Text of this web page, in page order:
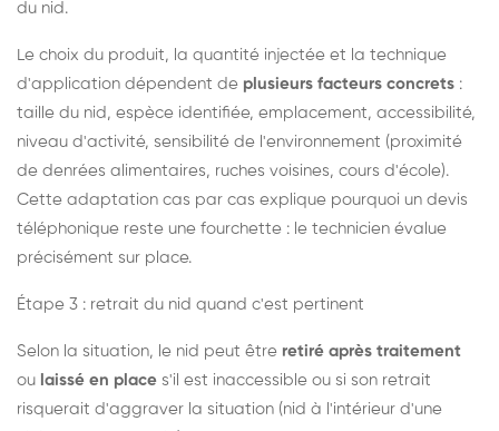
du nid.
Le choix du produit, la quantité injectée et la technique
d'application dépendent de plusieurs facteurs concrets :
taille du nid, espèce identifiée, emplacement, accessibilité,
niveau d'activité, sensibilité de l'environnement (proximité
de denrées alimentaires, ruches voisines, cours d'école).
Cette adaptation cas par cas explique pourquoi un devis
téléphonique reste une fourchette : le technicien évalue
précisément sur place.
Étape 3 : retrait du nid quand c'est pertinent
Selon la situation, le nid peut être retiré après traitement
ou laissé en place s'il est inaccessible ou si son retrait
risquerait d'aggraver la situation (nid à l'intérieur d'une